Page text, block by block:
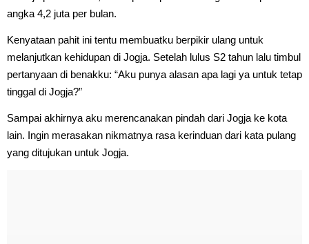
angka 4,2 juta per bulan.
Kenyataan pahit ini tentu membuatku berpikir ulang untuk
melanjutkan kehidupan di Jogja. Setelah lulus S2 tahun lalu timbul
pertanyaan di benakku: “Aku punya alasan apa lagi ya untuk tetap
tinggal di Jogja?”
Sampai akhirnya aku merencanakan pindah dari Jogja ke kota
lain. Ingin merasakan nikmatnya rasa kerinduan dari kata pulang
yang ditujukan untuk Jogja.